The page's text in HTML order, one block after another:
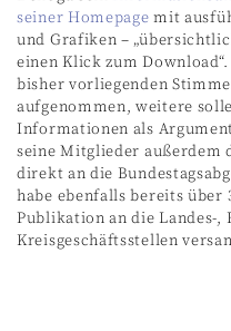
seiner Homepage mit
und Grafiken –
einen Klick zum
bisher vorliegenden
aufgenommen, weitere
Informationen als
seine Mitglieder außerdem
direkt an die
habe ebenfalls bereits über
Publikation an die Landes-,
Kreisgeschäftsstellen